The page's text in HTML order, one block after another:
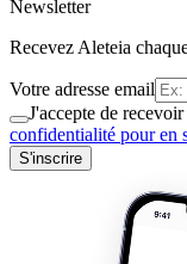
Newsletter
Recevez Aleteia
Votre adresse email
J'accepte de
confidentialité pour en
S'inscrire